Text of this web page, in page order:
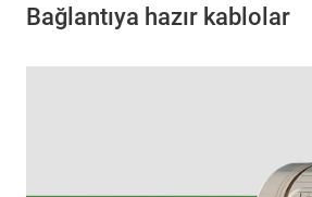
Bağlantıya hazır kablolar